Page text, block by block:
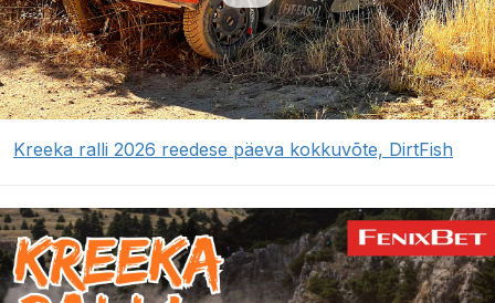
Kreeka ralli 2026 reedese päeva kokkuvõte, DirtFish